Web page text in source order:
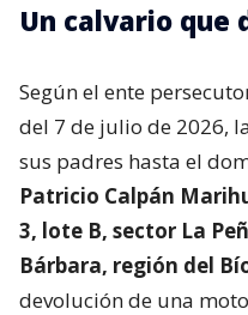
Un calvario que
Según el ente
del 7 de julio de 2026,
sus padres hasta el
Patricio Calpán
3, lote B, sector La
Bárbara, región del
devolución de una